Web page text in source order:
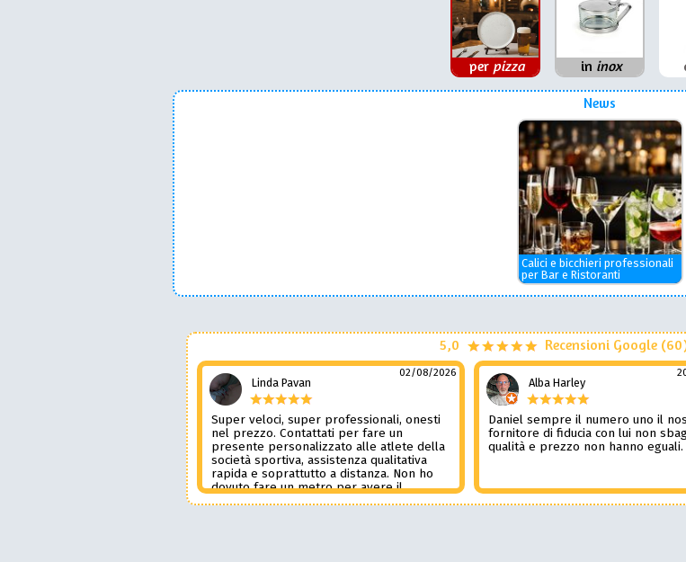
per pizza in inox
News
Calici e bicchieri professionali
per Bar e Ristoranti
5,0 Recensioni Google
Linda Pavan
02/08/2026
Super veloci, super professionali, onesti
nel prezzo. Contattati per fare un
presente personalizzato alle atlete della
società sportiva, assistenza qualitativa
rapida e soprattutto a distanza. Non ho
dovuto fare un metro per avere il
prodotto desiderato. Una assistenza del
Alba Harley
Daniel sempre il numero uno il
fornitore di fiducia con lui non
qualità e prezzo non hanno eguali.